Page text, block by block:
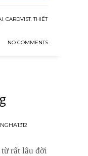
CARDVIST,THIẾT
NO COMMENTS
rất lâu đời